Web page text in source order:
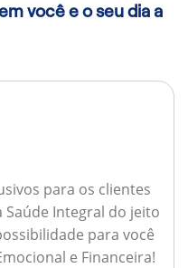
você e o seu dia a
para os clientes
Saúde Integral do jeito
para você
e Financeira!